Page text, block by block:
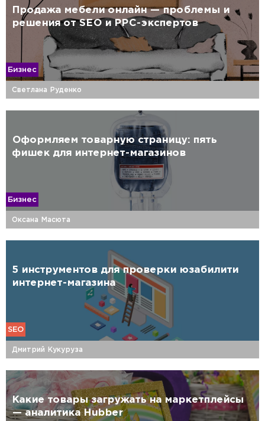
Продажа мебели онлайн — проблемы и
решения от SEO и PPC-экспертов
Бизнес
Светлана Руденко
Оформляем товарную страницу: пять
фишек для интернет-магазинов
Бизнес
Оксана Масюта
5 инструментов для проверки юзабилити
интернет-магазина
SEO
Дмитрий Кукуруза
Какие товары загружать на маркетплейсы
— аналитика Hubber